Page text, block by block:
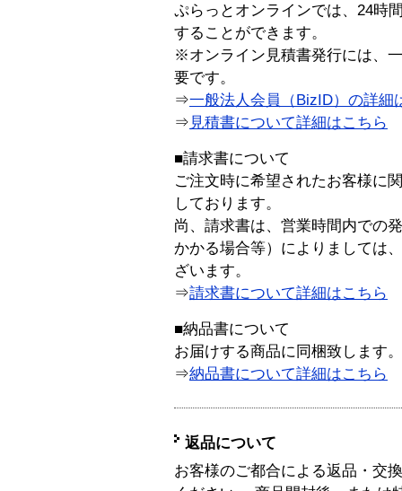
ぷらっとオンラインでは、24時
することができます。
※オンライン見積書発行には、
要です。
⇒一般法人会員（BizID）の詳細
⇒ 見積書について詳細はこちら
■請求書について
ご注文時に希望されたお客様に
しております。
尚、請求書は、営業時間内での
かかる場合等）によりましては
ざいます。
⇒請求書について詳細はこちら
■納品書について
お届けする商品に同梱致します。
⇒納品書について詳細はこちら
返品について
お客様のご都合による返品・交